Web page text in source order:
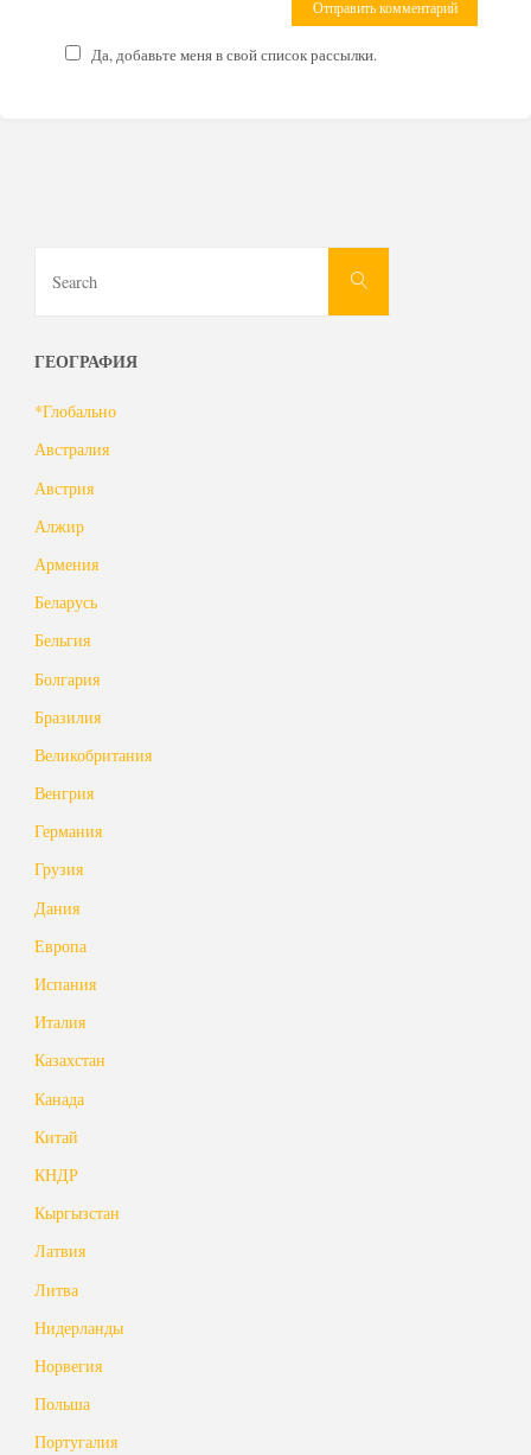
Да, добавьте меня в свой список рассылки.
Search
ГЕОГРАФИЯ
*Глобально
Австралия
Австрия
Алжир
Армения
Беларусь
Бельгия
Болгария
Бразилия
Великобритания
Венгрия
Германия
Грузия
Дания
Европа
Испания
Италия
Казахстан
Канада
Китай
КНДР
Кыргызстан
Латвия
Литва
Нидерланды
Норвегия
Польша
Португалия